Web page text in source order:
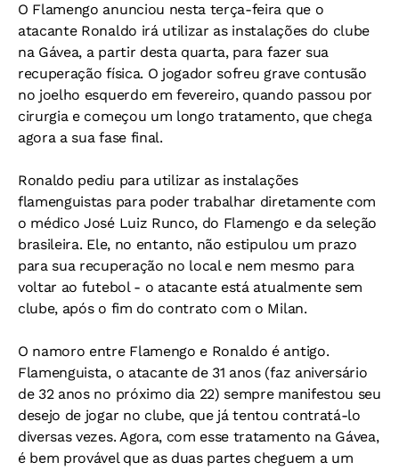
O Flamengo anunciou nesta terça-feira que o
atacante Ronaldo irá utilizar as instalações do clube
na Gávea, a partir desta quarta, para fazer sua
recuperação física. O jogador sofreu grave contusão
no joelho esquerdo em fevereiro, quando passou por
cirurgia e começou um longo tratamento, que chega
agora a sua fase final.
Ronaldo pediu para utilizar as instalações
flamenguistas para poder trabalhar diretamente com
o médico José Luiz Runco, do Flamengo e da seleção
brasileira. Ele, no entanto, não estipulou um prazo
para sua recuperação no local e nem mesmo para
voltar ao futebol - o atacante está atualmente sem
clube, após o fim do contrato com o Milan.
O namoro entre Flamengo e Ronaldo é antigo.
Flamenguista, o atacante de 31 anos (faz aniversário
de 32 anos no próximo dia 22) sempre manifestou seu
desejo de jogar no clube, que já tentou contratá-lo
diversas vezes. Agora, com esse tratamento na Gávea,
é bem provável que as duas partes cheguem a um